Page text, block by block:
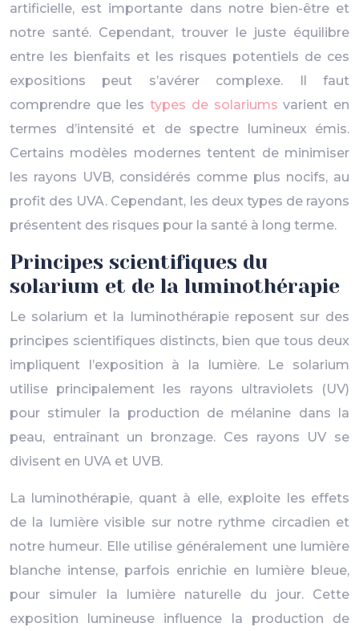
artificielle, est importante dans notre bien-être et
notre santé. Cependant, trouver le juste équilibre
entre les bienfaits et les risques potentiels de ces
expositions peut s’avérer complexe. Il faut
comprendre que lestypes de solariumsvarient en
termes d’intensité et de spectre lumineux émis.
Certains modèles modernes tentent de minimiser
les rayons UVB, considérés comme plus nocifs, au
profit des UVA. Cependant, les deux types de rayons
présentent des risques pour la santé à long terme.
Principes scientifiques du
solarium et de la luminothérapie
Le solarium et la luminothérapie reposent sur des
principes scientifiques distincts, bien que tous deux
impliquent l’exposition à la lumière. Le solarium
utilise principalement les rayons ultraviolets (UV)
pour stimuler la production de mélanine dans la
peau, entraînant un bronzage. Ces rayons UV se
divisent en UVA et UVB.
La luminothérapie, quant à elle, exploite les effets
de la lumière visible sur notre rythme circadien et
notre humeur. Elle utilise généralement une lumière
blanche intense, parfois enrichie en lumière bleue,
pour simuler la lumière naturelle du jour. Cette
exposition lumineuse influence la production de